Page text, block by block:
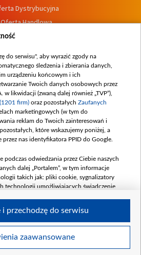
Dystrybucyjna
Oferta Handlowa
Dostępność
zgłoszeń wewnętrznych
Polska S. A. w likwidacji
do serwisu", aby wyrazić zgody na
śledzenia i zbierania danych,
urządzeniu końcowym i ich
Twoich danych osobowych przez
w likwidacji (zwaną dalej również „TVP”),
firm) oraz pozostałych Zaufanych
marketingowych (w tym do
reklam do Twoich zainteresowań i
które wskazujemy poniżej, a
przez nas identyfikatora PPID do Google.
podczas odwiedzania przez Ciebie naszych
dalej „Portalem”, w tym informacje
takich jak: pliki cookie, sygnalizatory
technologii umożliwiających świadczenie
podczas odwiedzania przez Ciebie
zaawansowane
przechodzę do serwisu